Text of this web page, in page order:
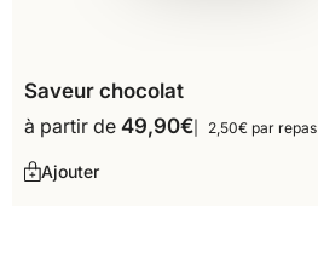
Saveur chocolat
à partir de 49,90€ 2,50€ par repas
Ajouter